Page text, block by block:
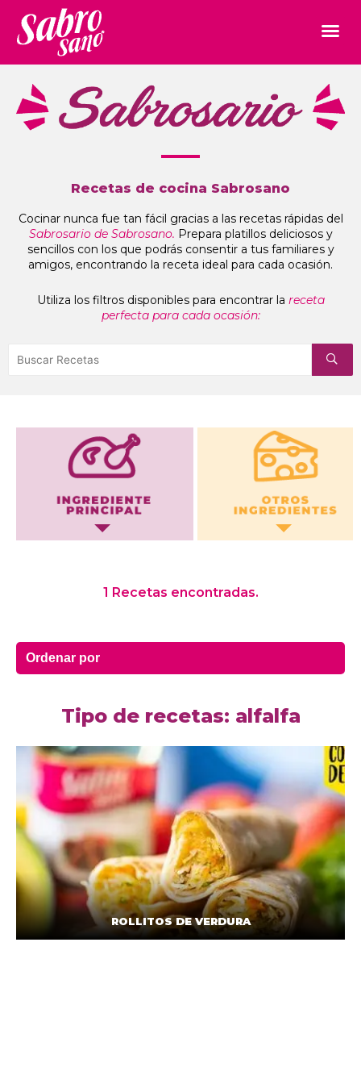
Recetas de cocina Sabrosano
Cocinar nunca fue tan fácil gracias a las recetas rápidas del
Sabrosario de Sabrosano. Prepara platillos deliciosos y
sencillos con los que podrás consentir a tus familiares y
amigos, encontrando la receta ideal para cada ocasión.
Utiliza los filtros disponibles para encontrar la receta
perfecta para cada ocasión:
Otros Ingredientes
1 Recetas encontradas.
Tipo de recetas: alfalfa
ROLLITOS DE VERDURA